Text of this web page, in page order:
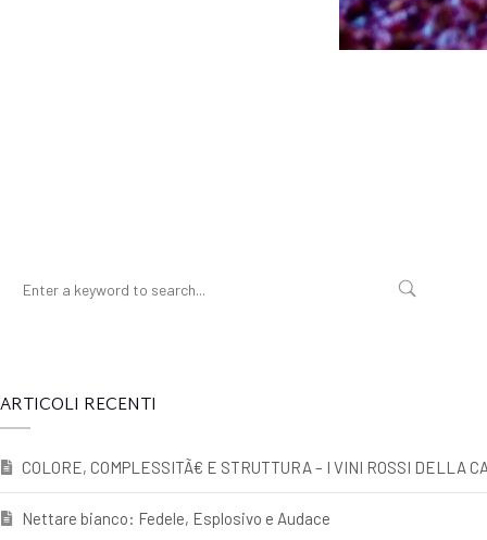
ARTICOLI RECENTI
COLORE, COMPLESSITÃ€ E STRUTTURA – I VINI ROSSI DELLA
Nettare bianco: Fedele, Esplosivo e Audace